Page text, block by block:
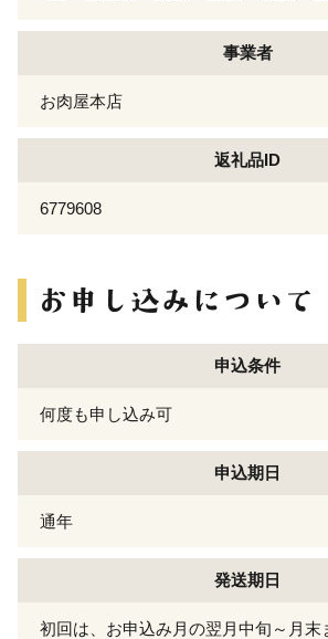
事業者
お肉屋本店
返礼品ID
6779608
申込条件
何度も申し込み可
申込期日
通年
発送期日
初回は、お申込み月の翌月中旬～月末